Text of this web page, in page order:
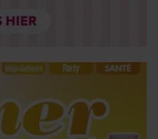
combineren met andere
van hun services. U
als u onze website blijft